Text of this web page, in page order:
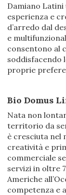
Damiano
esperienza e
d’arredo dal
e
consentono al
soddisfacendo
proprie
Bio Domus
Nata non
territorio da
è cresciuta nel
creatività e
commerciale
servizi in oltre
Americhe
competenza e